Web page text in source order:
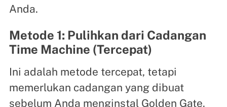
Anda.
Metode 1: Pulihkan dari Cadangan
Time Machine (Tercepat)
Ini adalah metode tercepat, tetapi
memerlukan cadangan yang dibuat
sebelum Anda menginstal Golden Gate.